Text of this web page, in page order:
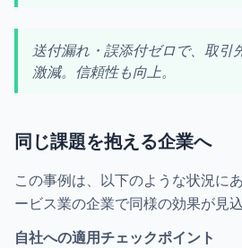
送付漏れ・誤添付ゼロで、取引
激減。信頼性も向上。
同じ課題を抱える企業へ
この事例は、以下のような状況に
ービス業の企業で同様の効果が見込
自社への適用チェックポイント